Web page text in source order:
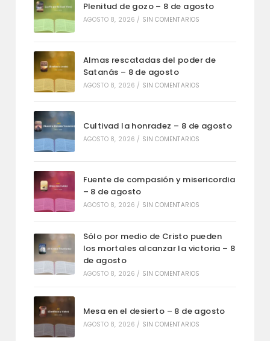
Plenitud de gozo – 8 de agosto
AGOSTO 8, 2026 / SIN COMENTARIOS
Almas rescatadas del poder de
Satanás – 8 de agosto
AGOSTO 8, 2026 / SIN COMENTARIOS
Cultivad la honradez – 8 de agosto
AGOSTO 8, 2026 / SIN COMENTARIOS
Fuente de compasión y misericordia
– 8 de agosto
AGOSTO 8, 2026 / SIN COMENTARIOS
Sólo por medio de Cristo pueden
los mortales alcanzar la victoria – 8
de agosto
AGOSTO 8, 2026 / SIN COMENTARIOS
Mesa en el desierto – 8 de agosto
AGOSTO 8, 2026 / SIN COMENTARIOS